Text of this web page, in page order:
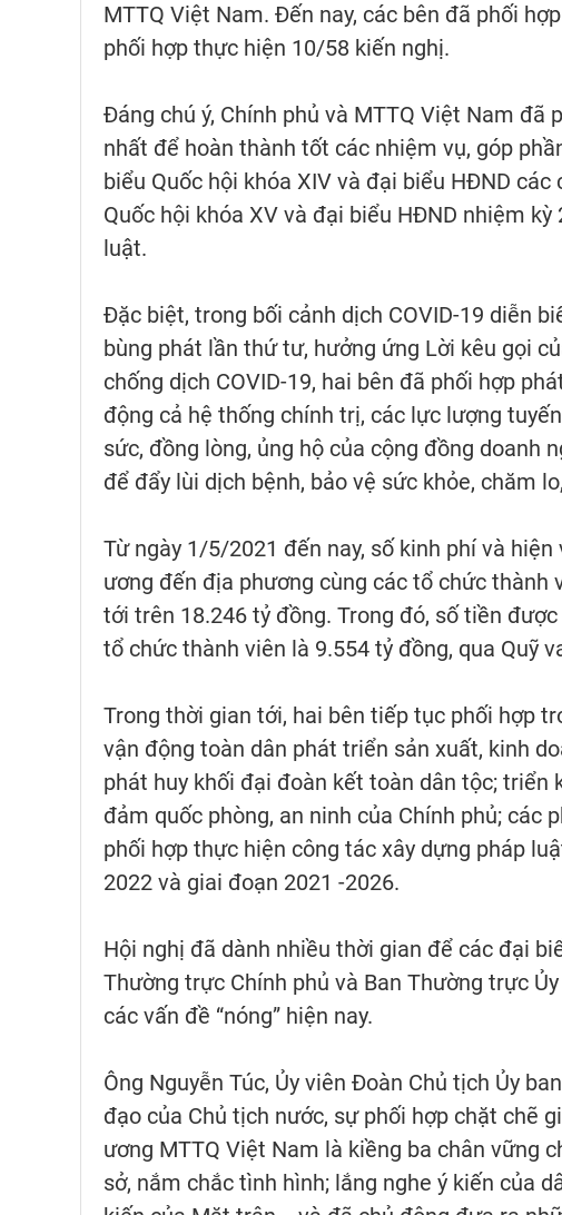
MTTQ Việt Nam. Đến nay, các bên đã phối
phối hợp thực hiện 10/58 kiến nghị.
Đáng chú ý, Chính phủ và MTTQ Việt Nam
nhất để hoàn thành tốt các nhiệm vụ, góp
biểu Quốc hội khóa XIV và đại biểu HĐND
Quốc hội khóa XV và đại biểu HĐND nhiệm
luật.
Đặc biệt, trong bối cảnh dịch COVID-19 diễn
bùng phát lần thứ tư, hưởng ứng Lời kêu gọi
chống dịch COVID-19, hai bên đã phối hợp
động cả hệ thống chính trị, các lực lượng
sức, đồng lòng, ủng hộ của cộng đồng doanh
để đẩy lùi dịch bệnh, bảo vệ sức khỏe, chăm
Từ ngày 1/5/2021 đến nay, số kinh phí và
ương đến địa phương cùng các tổ chức thành
tới trên 18.246 tỷ đồng. Trong đó, số tiền
tổ chức thành viên là 9.554 tỷ đồng, qua Quỹ
Trong thời gian tới, hai bên tiếp tục phối hợp
vận động toàn dân phát triển sản xuất, kinh
phát huy khối đại đoàn kết toàn dân tộc;
đảm quốc phòng, an ninh của Chính phủ; các
phối hợp thực hiện công tác xây dựng pháp
2022 và giai đoạn 2021 -2026.
Hội nghị đã dành nhiều thời gian để các đại
Thường trực Chính phủ và Ban Thường trực
các vấn đề “nóng” hiện nay.
Ông Nguyễn Túc, Ủy viên Đoàn Chủ tịch Ủy
đạo của Chủ tịch nước, sự phối hợp chặt chẽ
ương MTTQ Việt Nam là kiềng ba chân vững
sở, nắm chắc tình hình; lắng nghe ý kiến của